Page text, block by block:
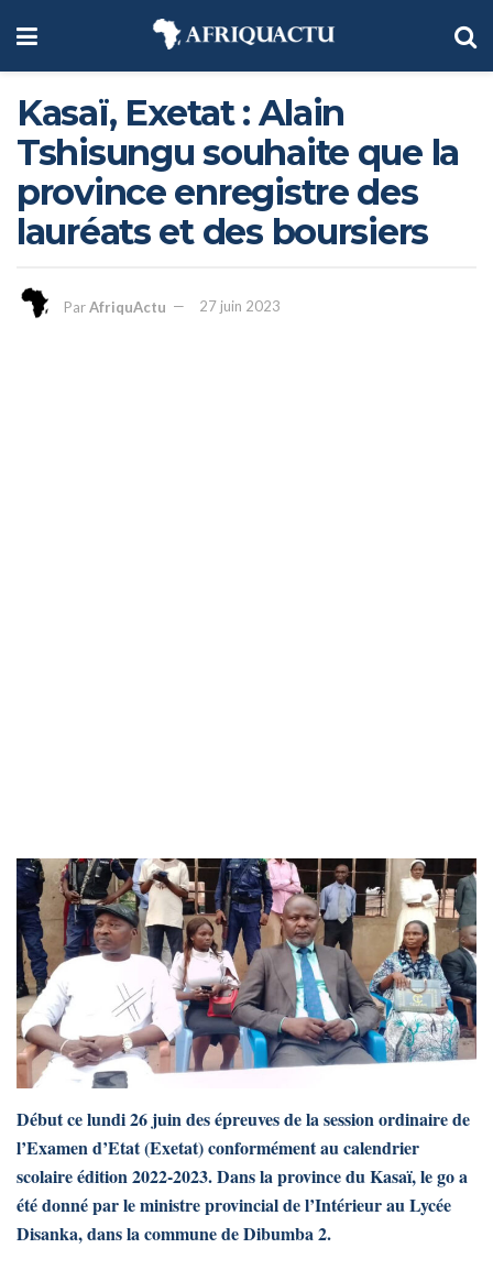
Kasaï, Exetat : Alain
Tshisungu souhaite que la
province enregistre des
lauréats et des boursiers
ParAfriquActu 27 juin 2023
Début ce lundi 26 juin des épreuves de la session ordinaire de
l’Examen d’Etat (Exetat) conformément au calendrier
scolaire édition 2022-2023. Dans la province du Kasaï, le go a
été donné par le ministre provincial de l’Intérieur au Lycée
Disanka, dans la commune de Dibumba 2.